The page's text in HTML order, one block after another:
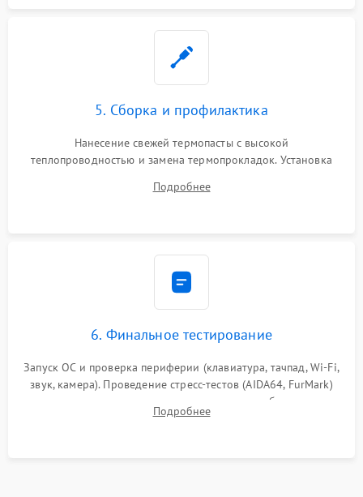
5. Сборка и профилактика
Нанесение свежей термопасты с высокой
теплопроводностью и замена термопрокладок. Установка
шлейфов, модулей памяти и накопителей. Предварительная
Подробнее
6. Финальное тестирование
Запуск ОС и проверка периферии (клавиатура, тачпад, Wi-Fi,
звук, камера). Проведение стресс-тестов (AIDA64, FurMark)
для контроля температурного режима и стабильности
системы под пиковой нагрузкой.
Подробнее